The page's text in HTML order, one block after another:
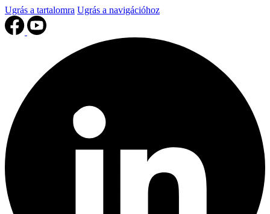
Ugrás a tartalomra Ugrás a navigációhoz